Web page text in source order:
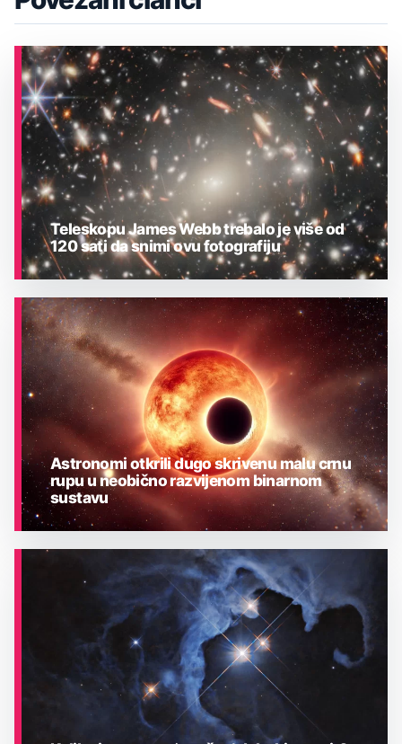
ASTRONOMIJA
Teleskopu James Webb trebalo je više od
120 sati da snimi ovu fotografiju
ASTRONOMIJA
Astronomi otkrili dugo skrivenu malu crnu
rupu u neobično razvijenom binarnom
sustavu